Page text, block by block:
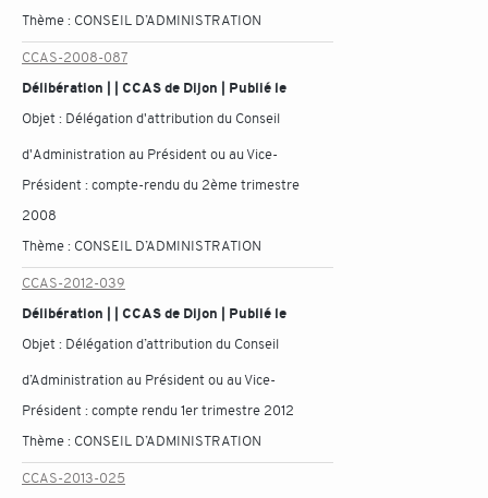
Thème : CONSEIL D’ADMINISTRATION
CCAS-2008-087
Délibération | | CCAS de Dijon | Publié le
Objet : Délégation d'attribution du Conseil
d'Administration au Président ou au Vice-
Président : compte-rendu du 2ème trimestre
2008
Thème : CONSEIL D’ADMINISTRATION
CCAS-2012-039
Délibération | | CCAS de Dijon | Publié le
Objet : Délégation d’attribution du Conseil
d’Administration au Président ou au Vice-
Président : compte rendu 1er trimestre 2012
Thème : CONSEIL D’ADMINISTRATION
CCAS-2013-025